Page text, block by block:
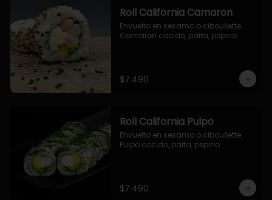
Roll California Camaron
Envuelto en sesamo o ciboullette.
Camaron cocido, palta, pepino.
$7.490
Roll California Pulpo
Envuelto en sesamo o ciboullette.
Pulpo cocido, palta, pepino.
$7.490